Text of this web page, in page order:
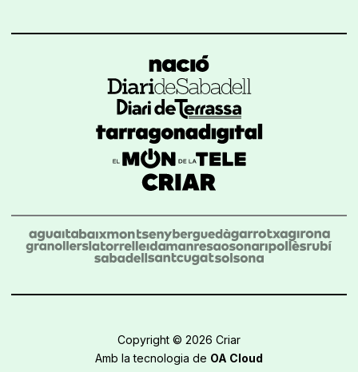
Copyright © 2026 Criar
Amb la tecnologia de OA Cloud